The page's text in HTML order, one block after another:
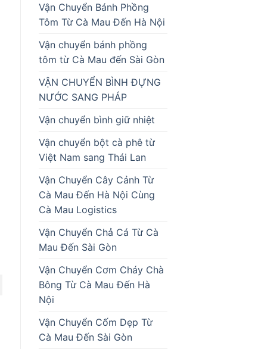
Vận Chuyển Bánh Phồng
Tôm Từ Cà Mau Đến Hà Nội
Vận chuyển bánh phồng
tôm từ Cà Mau đến Sài Gòn
VẬN CHUYỂN BÌNH ĐỰNG
NƯỚC SANG PHÁP
Vận chuyển bình giữ nhiệt
Vận chuyển bột cà phê từ
Việt Nam sang Thái Lan
Vận Chuyển Cây Cảnh Từ
Cà Mau Đến Hà Nội Cùng
Cà Mau Logistics
Vận Chuyển Chả Cá Từ Cà
Mau Đến Sài Gòn
Vận Chuyển Cơm Cháy Chà
Bông Từ Cà Mau Đến Hà
Nội
Vận Chuyển Cốm Dẹp Từ
Cà Mau Đến Sài Gòn